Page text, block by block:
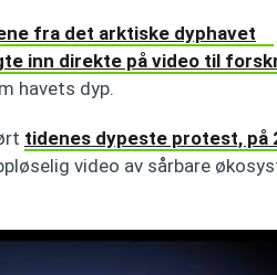
fra det arktiske dyphavet
inn direkte på video til
havets dyp.
tidenes dypeste protest, på
video av sårbare